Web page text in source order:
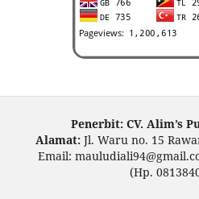
Penerbit: CV. Alim’s
Alamat: Jl. Waru no. 15
Email:
(Hp.